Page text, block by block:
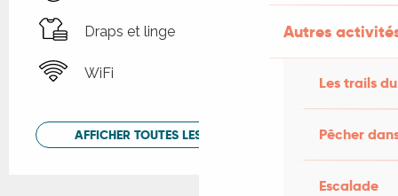
Autres
Les trails
Pêcher
Escalade
Draps et linge
WiFi
AFFICHER TOUTES LES PRESTATIONS